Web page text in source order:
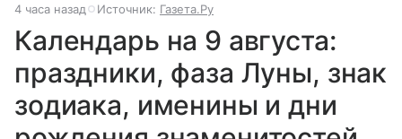
4 часа назад Источник: Газета.Ру
Календарь на 9 августа:
праздники, фаза Луны, знак
зодиака, именины и дни